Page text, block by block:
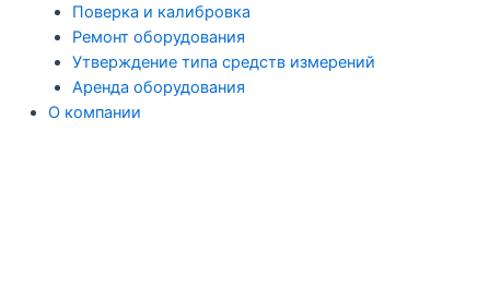
Поверка и калибровка
Ремонт оборудования
Утверждение типа средств измерений
Аренда оборудования
О компании